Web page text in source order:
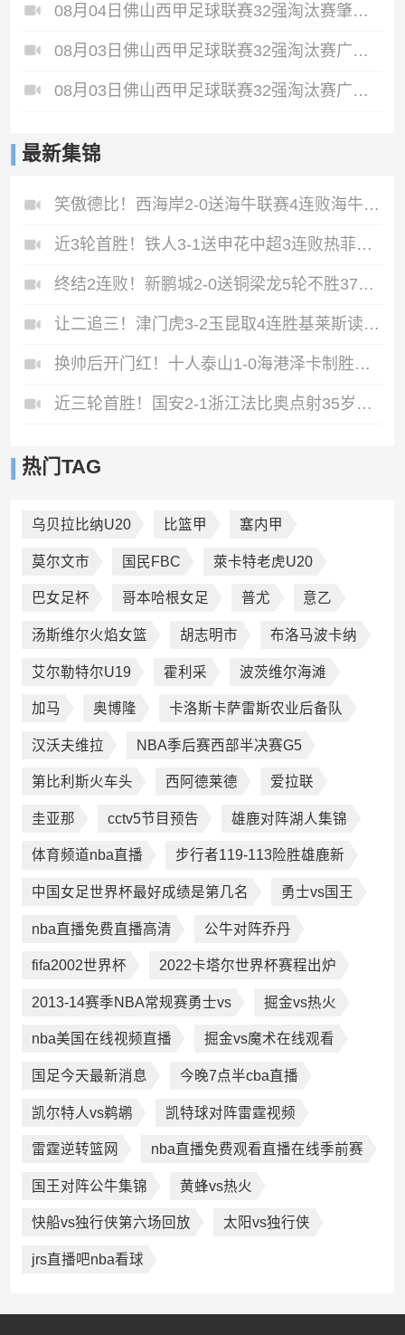
08月04日佛山西甲足球联赛32强淘汰赛肇庆恒骏成VS三七互娱全场录像
08月03日佛山西甲足球联赛32强淘汰赛广东客家青年VS广州英华思力U17全场录像
08月03日佛山西甲足球联赛32强淘汰赛广州求信VS顺德新青年全场录像
最新集锦
笑傲德比！西海岸2-0送海牛联赛4连败海牛仍垫底西海岸升至第二
近3轮首胜！铁人3-1送申花中超3连败热菲尼奥双响邦本宜裕传射
终结2连败！新鹏城2-0送铜梁龙5轮不胜37岁姜至鹏破门韦斯利建功
让二追三！津门虎3-2玉昆取4连胜基莱斯读秒绝杀萨尔瓦多破门
换帅后开门红！十人泰山1-0海港泽卡制胜于金永扑点海港三球被吹
近三轮首胜！国安2-1浙江法比奥点射35岁张稀哲制胜王钰栋送助攻
热门TAG
乌贝拉比纳U20 比篮甲 塞内甲
莫尔文市 国民FBC 萊卡特老虎U20
巴女足杯 哥本哈根女足 普尤 意乙
汤斯维尔火焰女篮 胡志明市 布洛马波卡纳
艾尔勒特尔U19 霍利采 波茨维尔海滩
加马 奥博隆 卡洛斯卡萨雷斯农业后备队
汉沃夫维拉 NBA季后赛西部半决赛G5
第比利斯火车头 西阿德莱德 爱拉联
圭亚那 cctv5节目预告 雄鹿对阵湖人集锦
体育频道nba直播 步行者119-113险胜雄鹿新
中国女足世界杯最好成绩是第几名 勇士vs国王
nba直播免费直播高清 公牛对阵乔丹
fifa2002世界杯 2022卡塔尔世界杯赛程出炉
2013-14赛季NBA常规赛勇士vs 掘金vs热火
nba美国在线视频直播 掘金vs魔术在线观看
国足今天最新消息 今晚7点半cba直播
凯尔特人vs鹈鹕 凯特球对阵雷霆视频
雷霆逆转篮网 nba直播免费观看直播在线季前赛
国王对阵公牛集锦 黄蜂vs热火
快船vs独行侠第六场回放 太阳vs独行侠
jrs直播吧nba看球